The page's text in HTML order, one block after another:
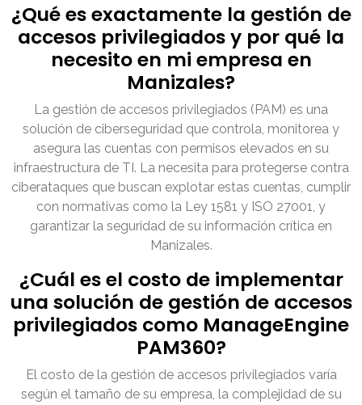
¿Qué es exactamente la gestión de
accesos privilegiados y por qué la
necesito en mi empresa en
Manizales?
La gestión de accesos privilegiados (PAM) es una
solución de ciberseguridad que controla, monitorea y
asegura las cuentas con permisos elevados en su
infraestructura de TI. La necesita para protegerse contra
ciberataques que buscan explotar estas cuentas, cumplir
con normativas como la Ley 1581 y ISO 27001, y
garantizar la seguridad de su información crítica en
Manizales.
¿Cuál es el costo de implementar
una solución de gestión de accesos
privilegiados como ManageEngine
PAM360?
El costo de la gestión de accesos privilegiados varía
según el tamaño de su empresa, la complejidad de su